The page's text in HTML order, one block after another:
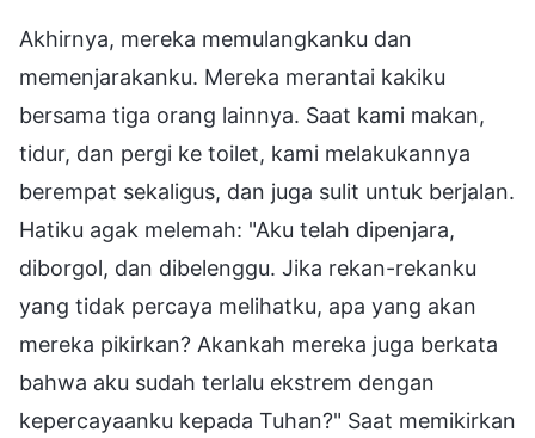
Akhirnya, mereka memulangkanku dan
memenjarakanku. Mereka merantai kakiku
bersama tiga orang lainnya. Saat kami makan,
tidur, dan pergi ke toilet, kami melakukannya
berempat sekaligus, dan juga sulit untuk berjalan.
Hatiku agak melemah: "Aku telah dipenjara,
diborgol, dan dibelenggu. Jika rekan-rekanku
yang tidak percaya melihatku, apa yang akan
mereka pikirkan? Akankah mereka juga berkata
bahwa aku sudah terlalu ekstrem dengan
kepercayaanku kepada Tuhan?" Saat memikirkan